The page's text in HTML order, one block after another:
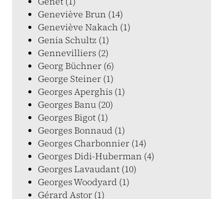
Geneviève Brun (14)
Geneviève Nakach (1)
Genia Schultz (1)
Gennevilliers (2)
Georg Büchner (6)
George Steiner (1)
Georges Aperghis (1)
Georges Banu (20)
Georges Bigot (1)
Georges Bonnaud (1)
Georges Charbonnier (14)
Georges Didi-Huberman (4)
Georges Lavaudant (10)
Georges Woodyard (1)
Gérard Astor (1)